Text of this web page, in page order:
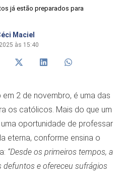
já estão preparados para
Maciel
às 15:40
2 de novembro, é uma das
os católicos. Mais do que um
oportunidade de professar
eterna, conforme ensina o
“Desde os primeiros tempos, a
e ofereceu sufrágios